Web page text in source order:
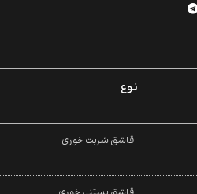
نـوع
قاشق شربت خوری